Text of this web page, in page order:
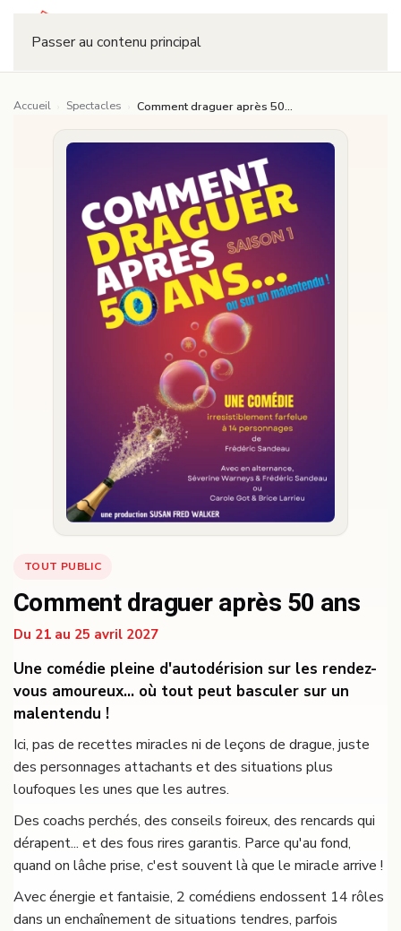
Passer au contenu principal
Accueil Spectacles Comment draguer après 50 ans
TOUT PUBLIC
Comment draguer après 50 ans
Du 21 au 25 avril 2027
Une comédie pleine d'autodérision sur les rendez-
vous amoureux... où tout peut basculer sur un
malentendu !
Ici, pas de recettes miracles ni de leçons de drague, juste
des personnages attachants et des situations plus
loufoques les unes que les autres.
Des coachs perchés, des conseils foireux, des rencards qui
dérapent... et des fous rires garantis. Parce qu'au fond,
quand on lâche prise, c'est souvent là que le miracle arrive !
Avec énergie et fantaisie, 2 comédiens endossent 14 rôles
dans un enchaînement de situations tendres, parfois